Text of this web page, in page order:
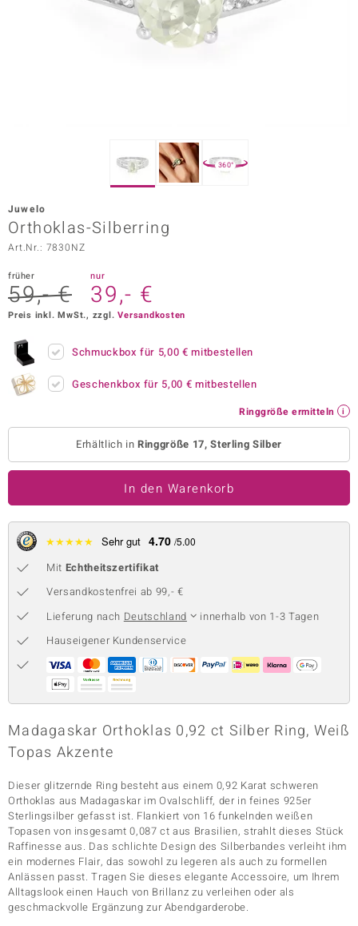
Vogue
Paraíso
Collection
Collection
360°
Juwelo
Orthoklas-Silberring
Art.Nr.: 7830NZ
früher
59,- €
nur
39,- €
Preis inkl. MwSt., zzgl.Versandkosten
Schmuckbox für 5,00 € mitbestellen
Geschenkbox für 5,00 € mitbestellen
Ringgröße ermitteln
Erhältlich inRinggröße 17, Sterling Silber
In den Warenkorb
★★★★★ Sehr gut 4.70 /5.00
Mit Echtheitszertifikat
Versandkostenfrei ab 99,- €
Lieferung nach Deutschland
innerhalb von 1-3 Tagen
Hauseigener Kundenservice
Madagaskar Orthoklas 0,92 ct Silber Ring, Weiß
Topas Akzente
Dieser glitzernde Ring besteht aus einem 0,92 Karat schweren
Orthoklas aus Madagaskar im Ovalschliff, der in feines 925er
Sterlingsilber gefasst ist. Flankiert von 16 funkelnden weißen
Topasen von insgesamt 0,087 ct aus Brasilien, strahlt dieses Stück
Raffinesse aus. Das schlichte Design des Silberbandes verleiht ihm
ein modernes Flair, das sowohl zu legeren als auch zu formellen
Anlässen passt. Tragen Sie dieses elegante Accessoire, um Ihrem
Alltagslook einen Hauch von Brillanz zu verleihen oder als
geschmackvolle Ergänzung zur Abendgarderobe.